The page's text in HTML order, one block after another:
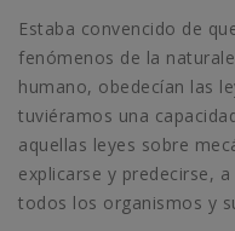
Estaba convencido de
fenómenos de la
humano, obedecían las
tuviéramos una
aquellas leyes sobre
explicarse y predecirse,
todos los organismos y